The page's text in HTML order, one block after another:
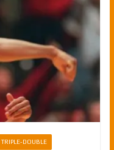
TRIPLE-DOUBLE